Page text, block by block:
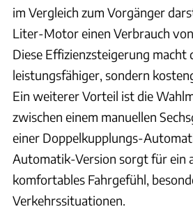
im Vergleich zum Vorgänger
Liter-Motor einen Verbrauch
Diese Effizienzsteigerung macht
leistungsfähiger, sondern
Ein weiterer Vorteil ist die
zwischen einem manuellen
einer Doppelkupplungs-
Automatik-Version sorgt für ein
komfortables Fahrgefühl,
Verkehrssituationen.